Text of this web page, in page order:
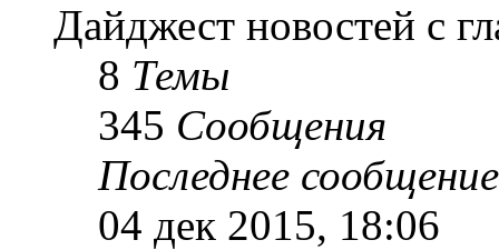
Дайджест новостей с
8 Темы
345 Сообщения
Последнее сообщение
04 дек 2015, 18:06